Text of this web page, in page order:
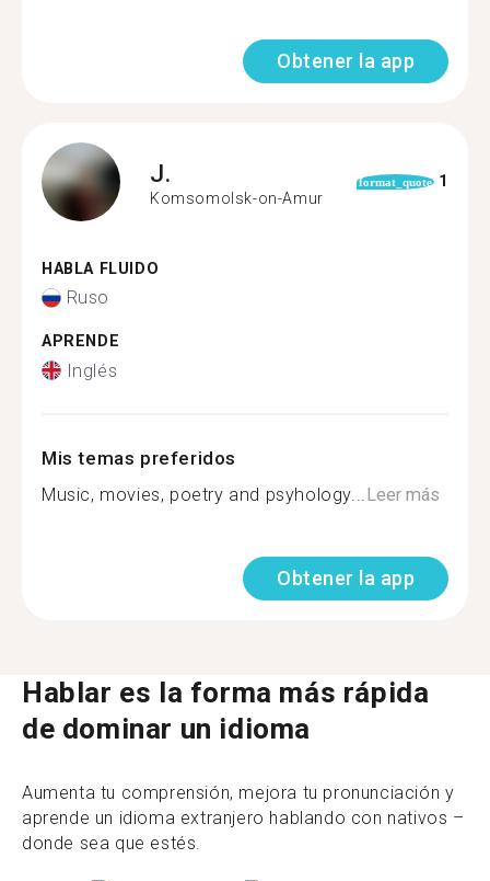
Obtener la app
J.
Komsomolsk-on-Amur
format_quote 1
HABLA FLUIDO
Ruso
APRENDE
Inglés
Mis temas preferidos
Music, movies, poetry and psyhology... Leer más
Obtener la app
Hablar es la forma más rápida
de dominar un idioma
Aumenta tu comprensión, mejora tu pronunciación y
aprende un idioma extranjero hablando con nativos –
donde sea que estés.